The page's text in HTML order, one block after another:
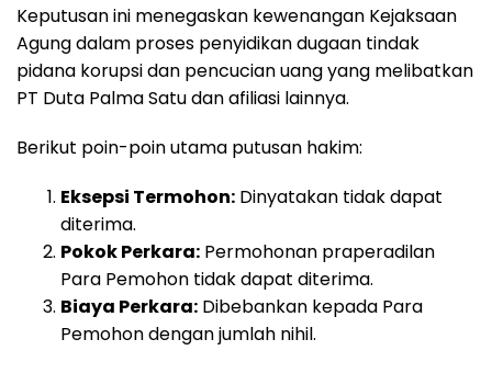
Keputusan ini menegaskan kewenangan Kejaksaan
Agung dalam proses penyidikan dugaan tindak
pidana korupsi dan pencucian uang yang melibatkan
PT Duta Palma Satu dan afiliasi lainnya.
Berikut poin-poin utama putusan hakim:
Eksepsi Termohon: Dinyatakan tidak dapat
diterima.
Pokok Perkara: Permohonan praperadilan
Para Pemohon tidak dapat diterima.
Biaya Perkara: Dibebankan kepada Para
Pemohon dengan jumlah nihil.